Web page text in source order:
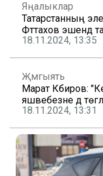
Яңалыклар
Татарстанның
Фәттахов эшендә
18.11.2024, 13:35
Җәмгыять
Марат Кәбиров:
яшәвебезне дә
18.11.2024, 13:31